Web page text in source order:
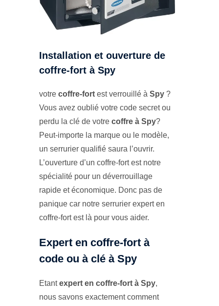
Installation et ouverture de
coffre-fort à Spy
votre coffre-fort est verrouillé à Spy ?
Vous avez oublié votre code secret ou
perdu la clé de votre coffre à Spy?
Peut-importe la marque ou le modèle,
un serrurier qualifié saura l’ouvrir.
L’ouverture d’un coffre-fort est notre
spécialité pour un déverrouillage
rapide et économique. Donc pas de
panique car notre serrurier expert en
coffre-fort est là pour vous aider.
Expert en coffre-fort à
code ou à clé à Spy
Etantexpert en coffre-fort à Spy,
nous savons exactement comment